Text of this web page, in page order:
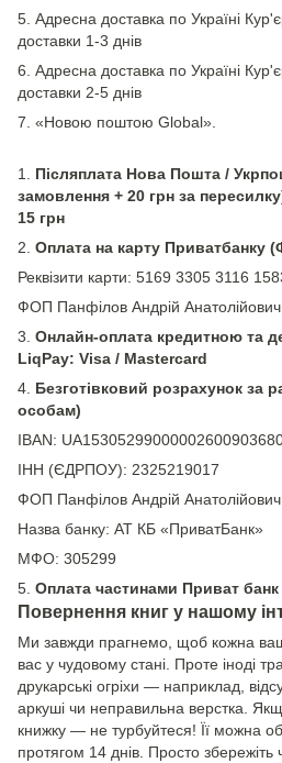
5. Адресна доставка по Україні
доставки 1-3 днів
6. Адресна доставка по Україні
доставки 2-5 днів
7. «Новою поштою Global».
1. Післяплата Нова Пошта /
замовлення + 20 грн за
15 грн
2. Оплата на карту Приватбанку
Реквізити карти: 5169 3305 3116
ФОП Панфілов Андрій Анатолійович
3. Онлайн-оплата кредитною та
LiqPay: Visa / Mastercard
4. Безготівковий розрахунок за
особам)
IBAN:
ІНН (ЄДРПОУ): 2325219017
ФОП Панфілов Андрій Анатолійович
Назва банку: АТ КБ «ПриватБанк»
МФО: 305299
5. Оплата частинами Приват банк
Повернення книг у нашому
Ми завжди прагнемо, щоб кожна
вас у чудовому стані. Проте іноді
друкарські огріхи — наприклад,
аркуші чи неправильна верстка.
книжку — не турбуйтеся! Її можна
протягом 14 днів. Просто збережіть